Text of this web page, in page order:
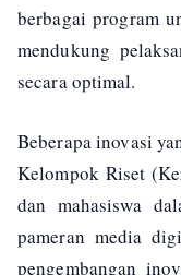
berbagai program
mendukung
secara optimal.
Beberapa inovasi
Kelompok Riset
dan mahasiswa
pameran media
pengembangan